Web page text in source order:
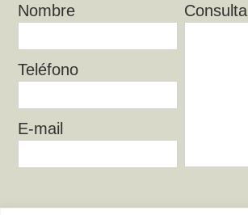
Nombre
Teléfono
E-mail
Consulta